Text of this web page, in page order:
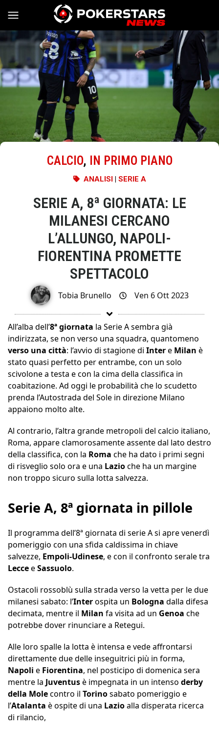
Vai al contenuto
CALCIO, IN PRIMO PIANO
ANALISI| SERIE A
SERIE A, 8ª GIORNATA: LE
MILANESI CERCANO
L’ALLUNGO, NAPOLI-
FIORENTINA PROMETTE
SPETTACOLO
Tobia Brunello Ven 6 Ott 2023
All’alba dell’8ª giornata la Serie A sembra già
indirizzata, se non verso una squadra, quantomeno
verso una città: l’avvio di stagione di Intere Milan è
stato quasi perfetto per entrambe, con un solo
scivolone a testa e con la cima della classifica in
coabitazione. Ad oggi le probabilità che lo scudetto
prenda l’Autostrada del Sole in direzione Milano
appaiono molto alte.
Al contrario, l’altra grande metropoli del calcio italiano,
Roma, appare clamorosamente assente dal lato destro
della classifica, con la Roma che ha dato i primi segni
di risveglio solo ora e una Lazioche ha un margine
non troppo sicuro sulla lotta salvezza.
Serie A, 8ª giornata in pillole
Il programma dell’8ª giornata di serie A si apre venerdì
pomeriggio con una sfida caldissima in chiave
salvezze, Empoli-Udinese, e con il confronto serale tra
LecceeSassuolo.
Ostacoli rossoblù sulla strada verso la vetta per le due
milanesi sabato: l’Interospita un Bologna dalla difesa
decimata, mentre il Milan fa visita ad un Genoa che
potrebbe dover rinunciare a Retegui.
Alle loro spalle la lotta è intensa e vede affrontarsi
direttamente due delle inseguitrici più in forma,
Napoli e Fiorentina, nel posticipo di domenica sera
mentre la Juventusè impegnata in un intenso derby
della Molecontro il Torinosabato pomeriggio e
l’Atalanta è ospite di una Lazioalla disperata ricerca
di rilancio,